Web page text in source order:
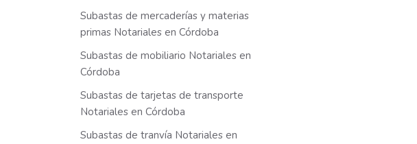
Subastas de mercaderías y materias
primas Notariales en Córdoba
Subastas de mobiliario Notariales en
Córdoba
Subastas de tarjetas de transporte
Notariales en Córdoba
Subastas de tranvía Notariales en